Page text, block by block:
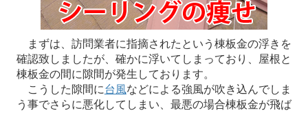
まずは、訪問業者に指摘されたという棟板金の浮きを
確認致しましたが、確かに浮いてしまっており、屋根と
棟板金の間に隙間が発生しております。
こうした隙間に台風などによる強風が吹き込んでしま
う事でさらに悪化してしまい、最悪の場合棟板金が飛ば